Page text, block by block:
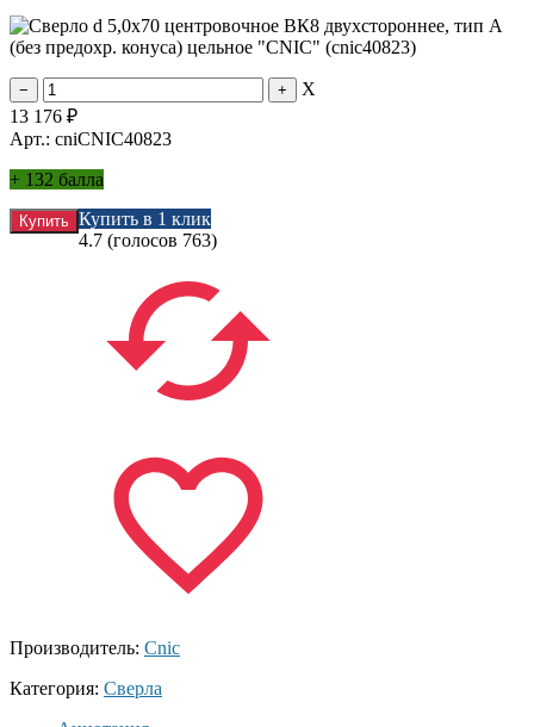
X
13 176 ₽
Арт.: cniCNIC40823
+ 132 балла
Купить в 1 клик
4.7 (голосов 763)
Производитель: Cnic
Категория: Сверла